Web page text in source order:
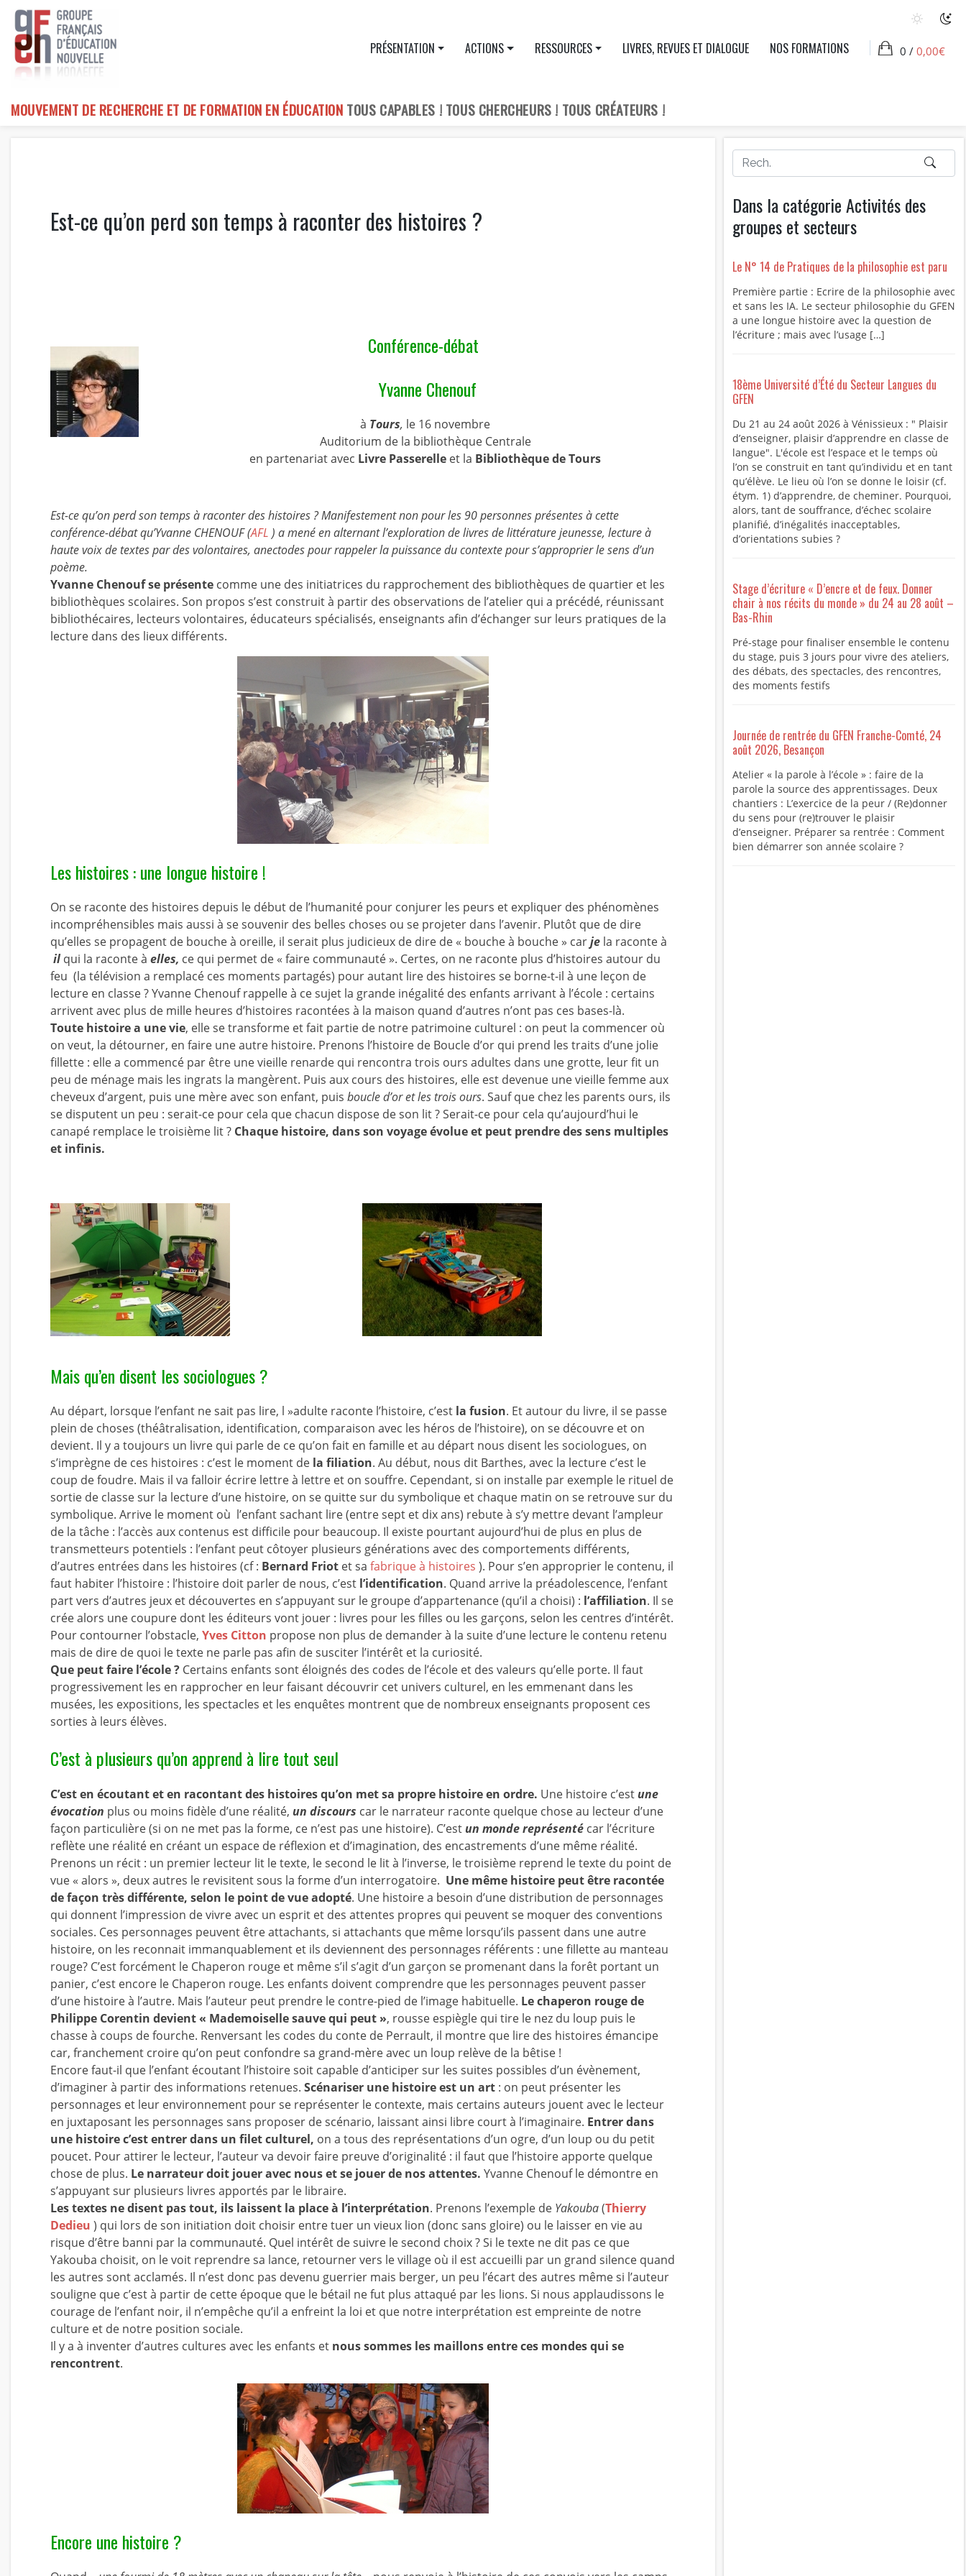
Skip
content
MOUVEMENT DE RECHERCHE ET DE FORMATION EN ÉDUCATION TOUS CAPABLES ! TOUS CHERCHEURS ! TOUS CRÉATEURS !
PRÉSENTATION ACTIONS RESSOURCES LIVRES, REVUES ET DIALOGUE NOS FORMATIONS 0 / 0,00€
Est-ce qu’on perd son temps à raconter des histoires ?
Conférence-débat
Yvanne Chenouf
à Tours, le 16 novembre
Auditorium de la bibliothèque Centrale
en partenariat avec Livre Passerelle et la Bibliothèque de Tours
Est-ce qu’on perd son temps à raconter des histoires ? Manifestement non pour les 90 personnes présentes à cette
conférence-débat qu’Yvanne CHENOUF (AFL ) a mené en alternant l’exploration de livres de littérature jeunesse, lecture à
haute voix de textes par des volontaires, anectodes pour rappeler la puissance du contexte pour s’approprier le sens d’un
poème.
Yvanne Chenouf se présente comme une des initiatrices du rapprochement des bibliothèques de quartier et les
bibliothèques scolaires. Son propos s’est construit à partir des observations de l’atelier qui a précédé, réunissant
bibliothécaires, lecteurs volontaires, éducateurs spécialisés, enseignants afin d’échanger sur leurs pratiques de la
lecture dans des lieux différents.
Les histoires : une longue histoire !
On se raconte des histoires depuis le début de l’humanité pour conjurer les peurs et expliquer des phénomènes
incompréhensibles mais aussi à se souvenir des belles choses ou se projeter dans l’avenir. Plutôt que de dire
qu’elles se propagent de bouche à oreille, il serait plus judicieux de dire de « bouche à bouche » carje la raconte à
il qui la raconte à elles, ce qui permet de « faire communauté ». Certes, on ne raconte plus d’histoires autour du
feu (la télévision a remplacé ces moments partagés) pour autant lire des histoires se borne-t-il à une leçon de
lecture en classe ? Yvanne Chenouf rappelle à ce sujet la grande inégalité des enfants arrivant à l’école : certains
arrivent avec plus de mille heures d’histoires racontées à la maison quand d’autres n’ont pas ces bases-là.
Toute histoire a une vie, elle se transforme et fait partie de notre patrimoine culturel : on peut la commencer où
on veut, la détourner, en faire une autre histoire. Prenons l’histoire de Boucle d’or qui prend les traits d’une jolie
fillette : elle a commencé par être une vieille renarde qui rencontra trois ours adultes dans une grotte, leur fit un
peu de ménage mais les ingrats la mangèrent. Puis aux cours des histoires, elle est devenue une vieille femme aux
cheveux d’argent, puis une mère avec son enfant, puis boucle d’or et les trois ours. Sauf que chez les parents ours, ils
se disputent un peu : serait-ce pour cela que chacun dispose de son lit ? Serait-ce pour cela qu’aujourd’hui le
canapé remplace le troisième lit ? Chaque histoire, dans son voyage évolue et peut prendre des sens multiples
et infinis.
Mais qu’en disent les sociologues ?
Au départ, lorsque l’enfant ne sait pas lire, l »adulte raconte l’histoire, c’est la fusion. Et autour du livre, il se passe
plein de choses (théâtralisation, identification, comparaison avec les héros de l’histoire), on se découvre et on
devient. Il y a toujours un livre qui parle de ce qu’on fait en famille et au départ nous disent les sociologues, on
s’imprègne de ces histoires : c’est le moment de la filiation. Au début, nous dit Barthes, avec la lecture c’est le
coup de foudre. Mais il va falloir écrire lettre à lettre et on souffre. Cependant, si on installe par exemple le rituel de
sortie de classe sur la lecture d’une histoire, on se quitte sur du symbolique et chaque matin on se retrouve sur du
symbolique. Arrive le moment où l’enfant sachant lire (entre sept et dix ans) rebute à s’y mettre devant l’ampleur
de la tâche : l’accès aux contenus est difficile pour beaucoup. Il existe pourtant aujourd’hui de plus en plus de
transmetteurs potentiels : l’enfant peut côtoyer plusieurs générations avec des comportements différents,
d’autres entrées dans les histoires (cf : Bernard Friot et sa fabrique à histoires ). Pour s’en approprier le contenu, il
faut habiter l’histoire : l’histoire doit parler de nous, c’est l’identification. Quand arrive la préadolescence, l’enfant
part vers d’autres jeux et découvertes en s’appuyant sur le groupe d’appartenance (qu’il a choisi) : l’affiliation. Il se
crée alors une coupure dont les éditeurs vont jouer : livres pour les filles ou les garçons, selon les centres d’intérêt.
Pour contourner l’obstacle, Yves Citton propose non plus de demander à la suite d’une lecture le contenu retenu
mais de dire de quoi le texte ne parle pas afin de susciter l’intérêt et la curiosité.
Que peut faire l’école ? Certains enfants sont éloignés des codes de l’école et des valeurs qu’elle porte. Il faut
progressivement les en rapprocher en leur faisant découvrir cet univers culturel, en les emmenant dans les
musées, les expositions, les spectacles et les enquêtes montrent que de nombreux enseignants proposent ces
sorties à leurs élèves.
C’est à plusieurs qu’on apprend à lire tout seul
C’est en écoutant et en racontant des histoires qu’on met sa propre histoire en ordre. Une histoire c’est une
évocation plus ou moins fidèle d’une réalité, un discours car le narrateur raconte quelque chose au lecteur d’une
façon particulière (si on ne met pas la forme, ce n’est pas une histoire). C’est un monde représenté car l’écriture
reflète une réalité en créant un espace de réflexion et d’imagination, des encastrements d’une même réalité.
Prenons un récit : un premier lecteur lit le texte, le second le lit à l’inverse, le troisième reprend le texte du point de
vue « alors », deux autres le revisitent sous la forme d’un interrogatoire. Une même histoire peut être racontée
de façon très différente, selon le point de vue adopté. Une histoire a besoin d’une distribution de personnages
qui donnent l’impression de vivre avec un esprit et des attentes propres qui peuvent se moquer des conventions
sociales. Ces personnages peuvent être attachants, si attachants que même lorsqu’ils passent dans une autre
histoire, on les reconnait immanquablement et ils deviennent des personnages référents : une fillette au manteau
rouge? C’est forcément le Chaperon rouge et même s’il s’agit d’un garçon se promenant dans la forêt portant un
panier, c’est encore le Chaperon rouge. Les enfants doivent comprendre que les personnages peuvent passer
d’une histoire à l’autre. Mais l’auteur peut prendre le contre-pied de l’image habituelle. Le chaperon rouge de
Philippe Corentin devient « Mademoiselle sauve qui peut », rousse espiègle qui tire le nez du loup puis le
chasse à coups de fourche. Renversant les codes du conte de Perrault, il montre que lire des histoires émancipe
car, franchement croire qu’on peut confondre sa grand-mère avec un loup relève de la bêtise !
Encore faut-il que l’enfant écoutant l’histoire soit capable d’anticiper sur les suites possibles d’un évènement,
d’imaginer à partir des informations retenues. Scénariser une histoire est un art : on peut présenter les
personnages et leur environnement pour se représenter le contexte, mais certains auteurs jouent avec le lecteur
en juxtaposant les personnages sans proposer de scénario, laissant ainsi libre court à l’imaginaire. Entrer dans
une histoire c’est entrer dans un filet culturel, on a tous des représentations d’un ogre, d’un loup ou du petit
poucet. Pour attirer le lecteur, l’auteur va devoir faire preuve d’originalité : il faut que l’histoire apporte quelque
chose de plus. Le narrateur doit jouer avec nous et se jouer de nos attentes. Yvanne Chenouf le démontre en
s’appuyant sur plusieurs livres apportés par le libraire.
Les textes ne disent pas tout, ils laissent la place à l’interprétation. Prenons l’exemple de Yakouba(Thierry
Dedieu ) qui lors de son initiation doit choisir entre tuer un vieux lion (donc sans gloire) ou le laisser en vie au
risque d’être banni par la communauté. Quel intérêt de suivre le second choix ? Si le texte ne dit pas ce que
Yakouba choisit, on le voit reprendre sa lance, retourner vers le village où il est accueilli par un grand silence quand
les autres sont acclamés. Il n’est donc pas devenu guerrier mais berger, un peu l’écart des autres même si l’auteur
souligne que c’est à partir de cette époque que le bétail ne fut plus attaqué par les lions. Si nous applaudissons le
courage de l’enfant noir, il n’empêche qu’il a enfreint la loi et que notre interprétation est empreinte de notre
culture et de notre position sociale.
Il y a à inventer d’autres cultures avec les enfants et nous sommes les maillons entre ces mondes qui se
rencontrent.
Encore une histoire ?
Dans la catégorie Activités des
groupes et secteurs
Le N° 14 de Pratiques de la philosophie est paru
Première partie : Ecrire de la philosophie avec
et sans les IA. Le secteur philosophie du GFEN
a une longue histoire avec la question de
l’écriture ; mais avec l’usage […]
18ème Université d’Été du Secteur Langues du
GFEN
Du 21 au 24 août 2026 à Vénissieux : " Plaisir
d’enseigner, plaisir d’apprendre en classe de
langue". L'école est l’espace et le temps où
l’on se construit en tant qu’individu et en tant
qu’élève. Le lieu où l’on se donne le loisir (cf.
étym. 1) d’apprendre, de cheminer. Pourquoi,
alors, tant de souffrance, d’échec scolaire
planifié, d’inégalités inacceptables,
d’orientations subies ?
Stage d’écriture « D’encre et de feux. Donner
chair à nos récits du monde » du 24 au 28 août –
Bas-Rhin
Pré-stage pour finaliser ensemble le contenu
du stage, puis 3 jours pour vivre des ateliers,
des débats, des spectacles, des rencontres,
des moments festifs
Journée de rentrée du GFEN Franche-Comté, 24
août 2026, Besançon
Atelier « la parole à l’école » : faire de la
parole la source des apprentissages. Deux
chantiers : L’exercice de la peur / (Re)donner
du sens pour (re)trouver le plaisir
d’enseigner. Préparer sa rentrée : Comment
bien démarrer son année scolaire ?